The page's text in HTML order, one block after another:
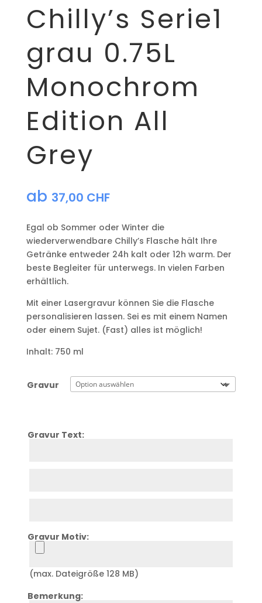
Chilly’s Serie1
grau 0.75L
Monochrom
Edition All
Grey
ab 37,00 CHF
Egal ob Sommer oder Winter die
wiederverwendbare Chilly’s Flasche hält Ihre
Getränke entweder 24h kalt oder 12h warm. Der
beste Begleiter für unterwegs. In vielen Farben
erhältlich.
Mit einer Lasergravur können Sie die Flasche
personalisieren lassen. Sei es mit einem Namen
oder einem Sujet. (Fast) alles ist möglich!
Inhalt: 750 ml
Gravur
Gravur Text:
Gravur Motiv:
Upload
(max. Dateigröße 128 MB)
Bemerkung: